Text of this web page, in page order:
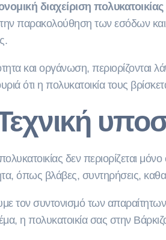
διαχείριση
την παρακολούθηση των εσόδων
και οργάνωση, περιορίζονται
ότι η πολυκατοικία τους
δεν περιορίζεται
όπως βλάβες, συντηρήσεις,
τον συντονισμό των απαραίτητων
η πολυκατοικία σας στην